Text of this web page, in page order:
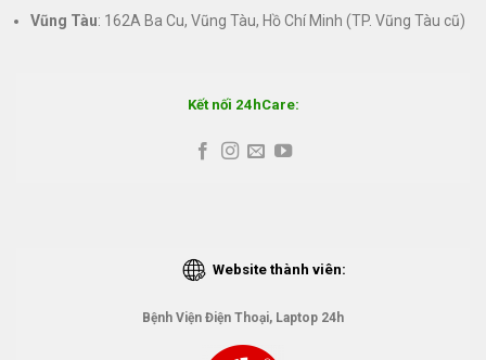
Vũng Tàu: 162A Ba Cu, Vũng Tàu, Hồ Chí Minh (TP. Vũng Tàu cũ)
Kết nối 24hCare:
Website thành viên:
Bệnh Viện Điện Thoại, Laptop 24h